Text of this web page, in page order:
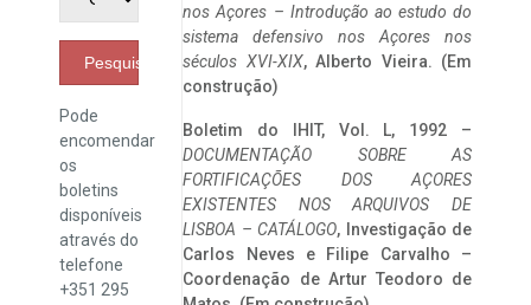
Pesquisar
Pode
encomendar
os
boletins
disponíveis
através do
telefone
+351 295
nos Açores – Introdução ao estudo do
sistema defensivo nos Açores nos
séculos XVI-XIX, Alberto Vieira. (Em
construção)
Boletim do IHIT, Vol. L, 1992 –
DOCUMENTAÇÃO SOBRE AS
FORTIFICAÇÕES DOS AÇORES
EXISTENTES NOS ARQUIVOS DE
LISBOA – CATÁLOGO, Investigação de
Carlos Neves e Filipe Carvalho –
Coordenação de Artur Teodoro de